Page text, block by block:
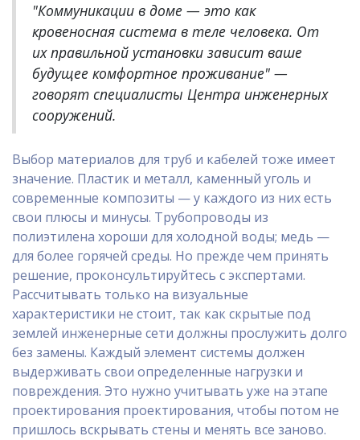
"Коммуникации в доме — это как
кровеносная система в теле человека. От
их правильной установки зависит ваше
будущее комфортное проживание" —
говорят специалисты Центра инженерных
сооружений.
Выбор материалов для труб и кабелей тоже имеет
значение. Пластик и металл, каменный уголь и
современные композиты — у каждого из них есть
свои плюсы и минусы. Трубопроводы из
полиэтилена хороши для холодной воды; медь —
для более горячей среды. Но прежде чем принять
решение, проконсультируйтесь с экспертами.
Рассчитывать только на визуальные
характеристики не стоит, так как скрытые под
землей инженерные сети должны прослужить долго
без замены. Каждый элемент системы должен
выдерживать свои определенные нагрузки и
повреждения. Это нужно учитывать уже на этапе
проектирования проектирования, чтобы потом не
пришлось вскрывать стены и менять все заново.